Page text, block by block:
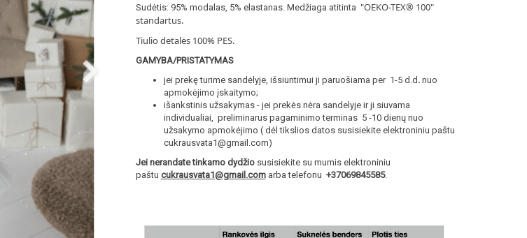
Sudėtis: 95% modalas, 5% elastanas. Medžiaga atitinta "OEKO-TEX® 100"
standartus.
Tiulio detalės 100% PES.
GAMYBA/PRISTATYMAS
jei prekę turime sandėlyje, išsiuntimui ji paruošiama per 1-5 d.d .nuo
apmokėjimo įskaitymo;
išankstinis užsakymas - jei prekės nėra sandelyje ir ji siuvama
individualiai, preliminarus pagaminimo terminas 5 -10 dienų nuo
užsakymo apmokėjimo ( dėl tikslios datos susisiekite elektroniniu paštu
cukrausvata1@gmail.com)
Jei nerandate tinkamo dydžio susisiekite su mumis elektroniniu
paštu cukrausvata1@gmail.comarba telefonu +37069845585.